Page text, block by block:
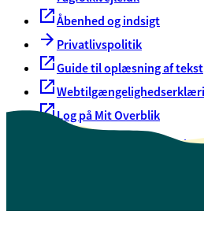
Åbenhed og indsigt
Privatlivspolitik
Guide til oplæsning af tekst
Log på Mit Overblik